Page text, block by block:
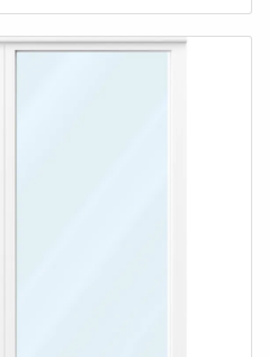
arrière visible (oreilles
de sorties DMX : XLR